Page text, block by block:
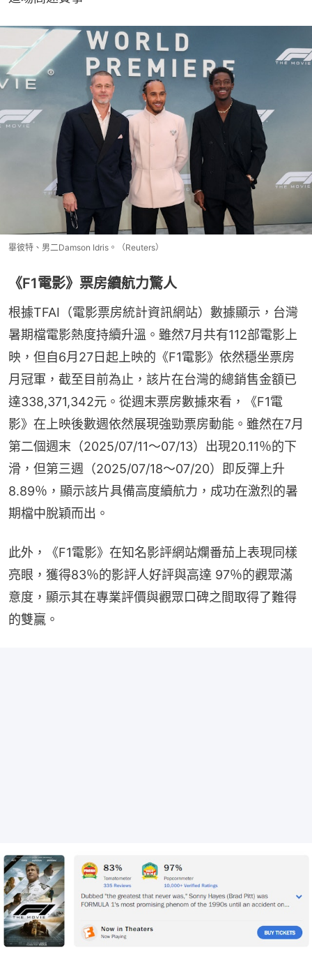
畢彼特、男二Damson Idris。（Reuters）
《F1電影》票房續航力驚人
根據TFAI（電影票房統計資訊網站）數據顯示，台灣
暑期檔電影熱度持續升溫。雖然7月共有112部電影上
映，但自6月27日起上映的《F1電影》依然穩坐票房
月冠軍，截至目前為止，該片在台灣的總銷售金額已
達338,371,342元。從週末票房數據來看，《F1電
影》在上映後數週依然展現強勁票房動能。雖然在7月
第二個週末（2025/07/11～07/13）出現20.11％的下
滑，但第三週（2025/07/18～07/20）即反彈上升
8.89％，顯示該片具備高度續航力，成功在激烈的暑
期檔中脫穎而出。
此外，《F1電影》在知名影評網站爛番茄上表現同樣
亮眼，獲得83％的影評人好評與高達 97％的觀眾滿
意度，顯示其在專業評價與觀眾口碑之間取得了難得
的雙贏。